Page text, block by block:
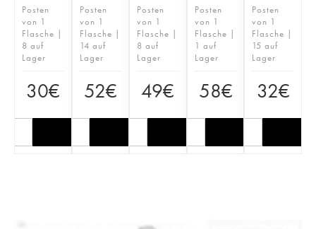
Posten
von 1
Flasche |
8 auf
Lager
30€
Posten
von 1
Flasche |
14 auf
Lager
52€
Posten
von 1
Flasche |
8 auf
Lager
49€
Posten
von 1
Flasche |
1 auf
Lager
58€
Posten
von 1
Flasche |
15 auf
Lager
32€